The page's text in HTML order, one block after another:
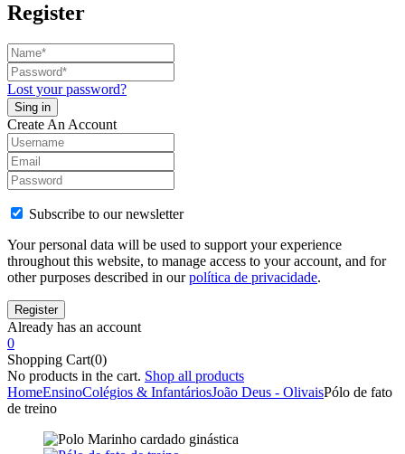
Register
Lost your password?
Create An Account
Subscribe to our newsletter
Your personal data will be used to support your experience
throughout this website, to manage access to your account, and for
other purposes described in ourpolítica de privacidade.
Already has an account
0
Shopping Cart(0)
No products in the cart. Shop all products
HomeEnsinoColégios & InfantáriosJoão Deus - OlivaisPólo de fato
de treino